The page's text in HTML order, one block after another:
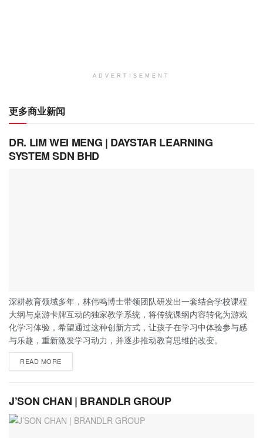
ADVERTISEMENT
更多商业新闻
DR. LIM WEI MENG | DAYSTAR LEARNING
SYSTEM SDN BHD
深耕教育领域多年，林伟鸣博士带领团队研发出一套结合学校课程
大纲与桌游卡牌互动的独家教学系统，将传统课纲内容转化为游戏
化学习体验，希望通过这种创新方式，让孩子在学习中体验参与感
与乐趣，重新激发学习动力，并逐步推动教育思维的改变。
READ MORE
J’SON CHAN | BRANDLR GROUP